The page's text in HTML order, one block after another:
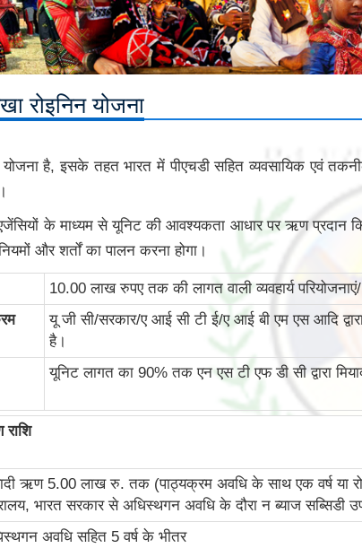
रोइनिन योजना
है, इसके तहत भारत में पीएचडी सहित व्यवसायिक एवं
के माध्यम से यूनिट की आवश्यकता आधार पर ऋण प्रदान
और शर्तों का पालन करना होगा।
10.00 लाख रुपए तक की लागत वाली व्यवहार्य
यू जी सी/सरकार/ए आई सी टी ई/ए आई बी एम एस आदि
है।
यूनिट लागत का 90% तक एन एस टी एफ डी सी द्वारा
ऋण 5.00 लाख रु. तक (पाठ्यक्रम अवधि के साथ एक वर्ष या
भारत सरकार से अधिस्थगन अवधि के दौरा न ब्याज सब्सिडी
अवधि सहित 5 वर्ष के भीतर